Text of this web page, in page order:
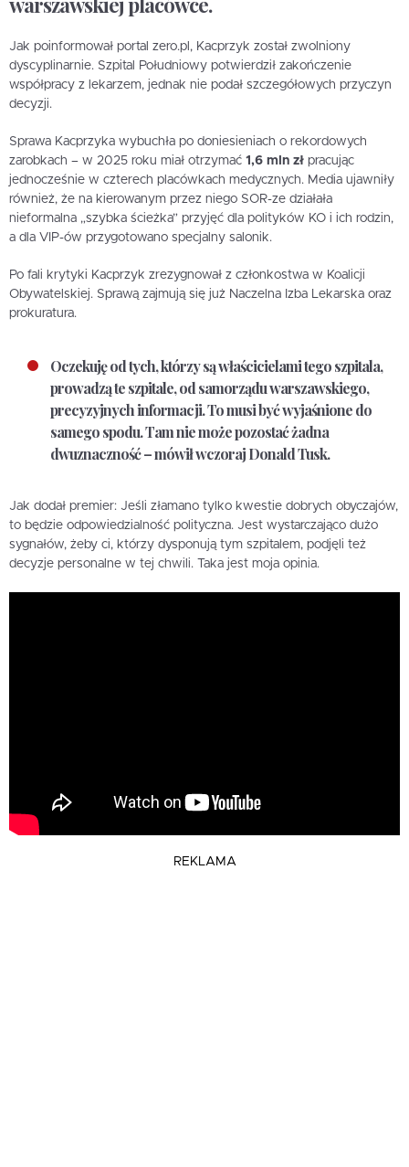
Jak poinformował portal zero.pl, Kacprzyk został zwolniony
dyscyplinarnie. Szpital Południowy potwierdził zakończenie
współpracy z lekarzem, jednak nie podał szczegółowych przyczyn
decyzji.
Sprawa Kacprzyka wybuchła po doniesieniach o rekordowych
zarobkach – w 2025 roku miał otrzymać 1,6 mln zł pracując
jednocześnie w czterech placówkach medycznych. Media ujawniły
również, że na kierowanym przez niego SOR-ze działała
nieformalna „szybka ścieżka” przyjęć dla polityków KO i ich rodzin,
a dla VIP-ów przygotowano specjalny salonik.
Po fali krytyki Kacprzyk zrezygnował z członkostwa w Koalicji
Obywatelskiej. Sprawą zajmują się już Naczelna Izba Lekarska oraz
prokuratura.
Oczekuję od tych, którzy są właścicielami tego szpitala,
prowadzą te szpitale, od samorządu warszawskiego,
precyzyjnych informacji.To musi być wyjaśnione do
samego spodu. Tam nie może pozostać żadna
dwuznaczność– mówił wczoraj Donald Tusk.
Jak dodał premier: Jeśli złamano tylko kwestie dobrych obyczajów,
to będzie odpowiedzialność polityczna. Jest wystarczająco dużo
sygnałów, żeby ci, którzy dysponują tym szpitalem, podjęli też
decyzje personalne w tej chwili. Taka jest moja opinia.
REKLAMA